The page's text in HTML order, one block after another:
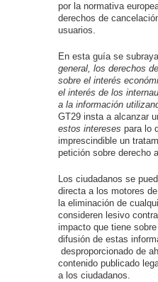
por la normativa
derechos de
usuarios.
En esta guía se
general, los derechos
sobre el interés
el interés de los
a la información
GT29 insta a alcanzar
estos intereses para lo
imprescindible un
petición sobre derecho
Los ciudadanos se
directa a los motores
la eliminación de
consideren lesivo
impacto que tiene
difusión de estas
desproporcionado de
contenido publicado
a los ciudadanos.